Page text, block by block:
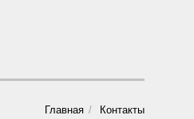
Главная Контакты